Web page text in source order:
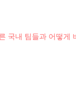
국내 팀들과 어떻게